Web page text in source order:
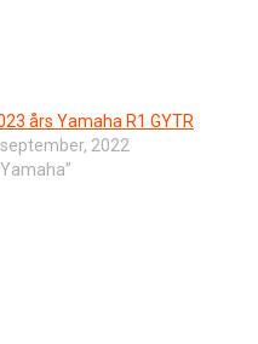
års Yamaha R1 GYTR
2022